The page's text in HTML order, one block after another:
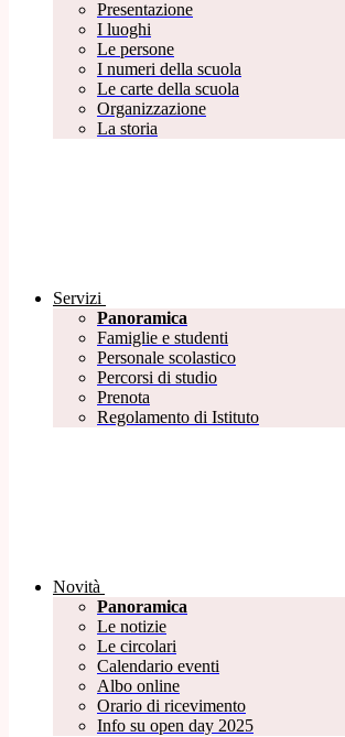
Presentazione
I luoghi
Le persone
I numeri della scuola
Le carte della scuola
Organizzazione
La storia
Servizi
Panoramica
Famiglie e studenti
Personale scolastico
Percorsi di studio
Prenota
Regolamento di Istituto
Novità
Panoramica
Le notizie
Le circolari
Calendario eventi
Albo online
Orario di ricevimento
Info su open day 2025